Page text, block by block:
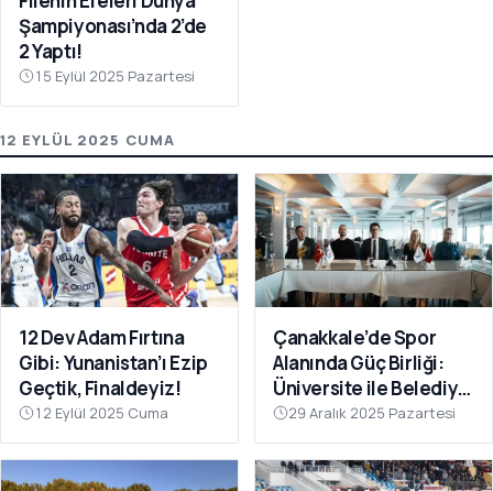
Şampiyonası’nda 2’de
2 Yaptı!
15 Eylül 2025 Pazartesi
12 EYLÜL 2025 CUMA
12 Dev Adam Fırtına
Gibi: Yunanistan’ı Ezip
Geçtik, Finaldeyiz!
12 Eylül 2025 Cuma
Çanakkale’de Spor
Alanında Güç Birliği:
Üniversite ile Belediye
Kulüpleri İş Birliği Yaptı
29 Aralık 2025 Pazartesi